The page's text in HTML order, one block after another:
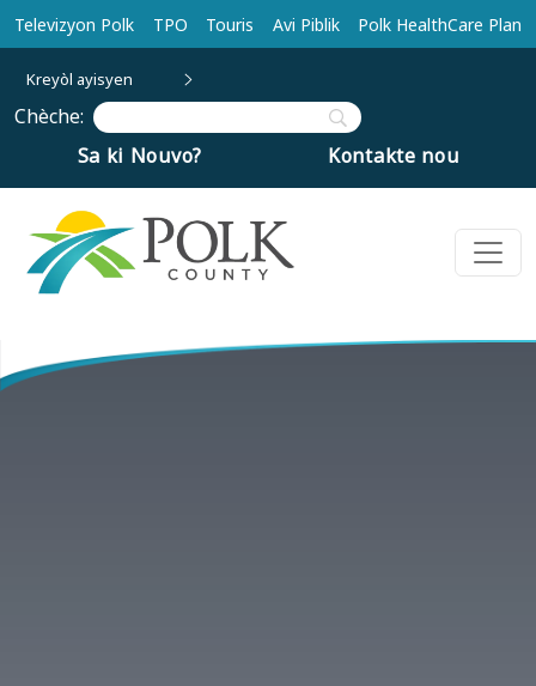
Ale nan kontni prensipal la
Televizyon Polk TPO Touris Avi Piblik Polk HealthCare Plan
Kreyòl ayisyen
Chèche:
Sa ki Nouvo?
Kontakte nou